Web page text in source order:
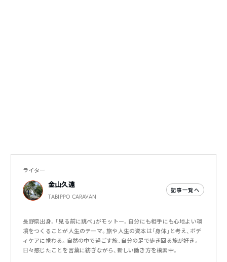
ライター
金山久遠
TABIPPO CARAVAN
記事一覧へ
長野県出身。「見る前に跳べ」がモットー。自分にも相手にも心地よい環
境をつくることが人生のテーマ。旅や人生の資本は「身体」と考え、ボデ
ィケアに携わる。自然の中で過ごす旅、自分の足で歩き回る旅が好き。
日々感じたことを言葉に紡ぎながら、新しい働き方を模索中。